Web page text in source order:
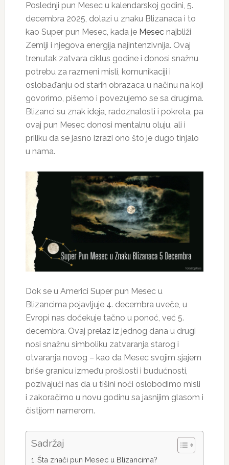
Poslednji pun Mesec u kalendarskoj godini, 5.
decembra 2025, dolazi u znaku Blizanaca i to
kao Super pun Mesec, kada je Mesecnajbliži
Zemlji i njegova energija najintenzivnija. Ovaj
trenutak zatvara ciklus godine i donosi snažnu
potrebu za razmeni misli, komunikaciji i
oslobađanju od starih obrazaca u načinu na koji
govorimo, pišemo i povezujemo se sa drugima.
Blizanci su znak ideja, radoznalosti i pokreta, pa
ovaj pun Mesec donosi mentalnu oluju, ali i
priliku da se jasno izrazi ono što je dugo tinjalo
u nama.
Dok se u Americi Super pun Mesec u
Blizancima pojavljuje 4. decembra uveče, u
Evropi nas dočekuje tačno u ponoć, već 5.
decembra. Ovaj prelaz iz jednog dana u drugi
nosi snažnu simboliku zatvaranja starog i
otvaranja novog – kao da Mesec svojim sjajem
briše granicu između prošlosti i budućnosti,
pozivajući nas da u tišini noći oslobodimo misli
i zakoračimo u novu godinu sa jasnijim glasom i
čistijom namerom.
Sadržaj
Šta znači pun Mesec u Blizancima?